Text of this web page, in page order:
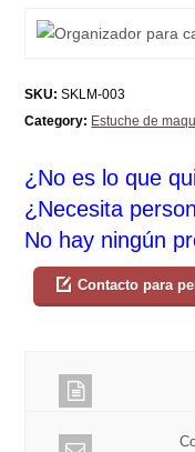
SKU: SKLM-003
Category: Estuche de
¿No es lo que
¿Necesita
No hay ningún
Contacto para